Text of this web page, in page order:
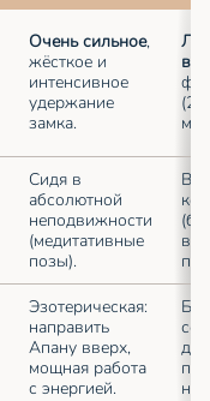
Очень сильное,
жёсткое и
интенсивное
удержание
замка.
Сидя в
абсолютной
неподвижности
(медитативные
позы).
В
Эзотерическая:
направить
Апану вверх,
мощная работа
с энергией.
для